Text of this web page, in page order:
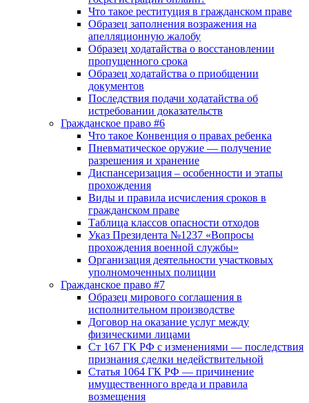
Что такое реституция в гражданском праве
Образец заполнения возражения на
апелляционную жалобу
Образец ходатайства о восстановлении
пропущенного срока
Образец ходатайства о приобщении
документов
Последствия подачи ходатайства об
истребовании доказательств
Гражданское право #6
Что такое Конвенция о правах ребенка
Пневматическое оружие — получение
разрешения и хранение
Диспансеризация – особенности и этапы
прохождения
Виды и правила исчисления сроков в
гражданском праве
Таблица классов опасности отходов
Указ Президента №1237 «Вопросы
прохождения военной службы»
Организация деятельности участковых
уполномоченных полиции
Гражданское право #7
Образец мирового соглашения в
исполнительном производстве
Договор на оказание услуг между
физическими лицами
Ст 167 ГК РФ с изменениями — последствия
признания сделки недействительной
Статья 1064 ГК РФ — причинение
имущественного вреда и правила
возмещения